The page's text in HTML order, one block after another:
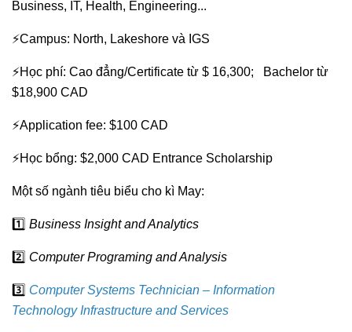
Business, IT, Health, Engineering...
⚡Campus: North, Lakeshore và IGS
⚡Học phí: Cao đẳng/Certificate từ $ 16,300; Bachelor từ
$18,900 CAD
⚡Application fee: $100 CAD
⚡Học bổng: $2,000 CAD Entrance Scholarship
Một số ngành tiêu biểu cho kì May:
1️⃣ Business Insight and Analytics
2️⃣ Computer Programing and Analysis
3️⃣ Computer Systems Technician – Information
Technology Infrastructure and Services